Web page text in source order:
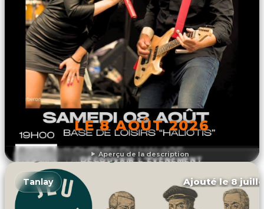
Aperçu de la description
LE 8 AOÛT 2026
DÉCOUVRIR L'ÉVÉNEMENT
Tanlay Ajouté le 8